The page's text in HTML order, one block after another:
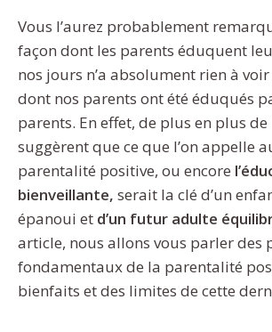
Vous l’aurez probablement
façon dont les parents éduquent
nos jours n’a absolument rien à
dont nos parents ont été éduqués
parents. En effet, de plus en plus de
suggèrent que ce que l’on appelle
parentalité positive, ou encore
bienveillante, serait la clé d’un
épanoui et d’un futur adulte
article, nous allons vous parler des
fondamentaux de la parentalité
bienfaits et des limites de cette